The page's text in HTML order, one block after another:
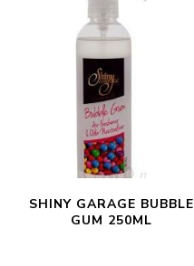
SHINY GARAGE BUBBLE
GUM 250ML